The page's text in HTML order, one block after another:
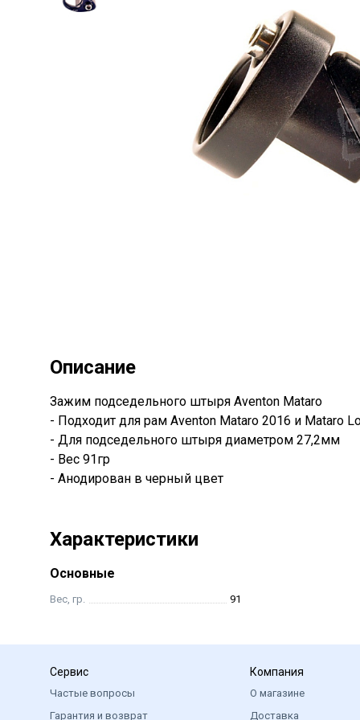
Описание
Зажим подседельного штыря Aventon Mataro
- Подходит для рам Aventon Mataro 2016 и Mataro
- Для подседельного штыря диаметром 27,2мм
- Вес 91гр
- Анодирован в черный цвет
Характеристики
Основные
Вес, гр. 91
Сервис
Частые вопросы
Гарантия и возврат
Компания
О магазине
Доставка